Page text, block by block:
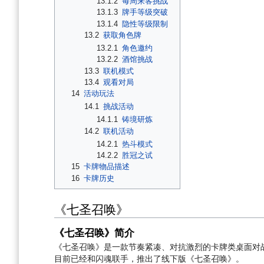
13.1.3 牌手等级突破
13.1.4 隐性等级限制
13.2 获取角色牌
13.2.1 角色邀约
13.2.2 酒馆挑战
13.3 联机模式
13.4 观看对局
14 活动玩法
14.1 挑战活动
14.1.1 铸境研炼
14.2 联机活动
14.2.1 热斗模式
14.2.2
胜冠之试
15 卡牌物品描述
16 卡牌历史
《七圣召唤》
《七圣召唤》简介
《七圣召唤》是一款节奏紧凑、对抗激烈的卡牌类桌面对
目前已经和闪魂联手，推出了线下版《七圣召唤》。